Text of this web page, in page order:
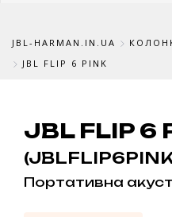
JBL-HARMAN.IN.UA
JBL FLIP 6 PINK
JBL FLIP 6
Портативна